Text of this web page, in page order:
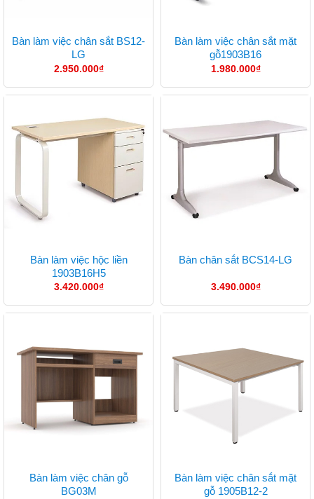
Bàn làm việc chân sắt BS12-
LG
2.950.000₫
Bàn làm việc chân sắt mặt
gỗ1903B16
1.980.000₫
Bàn làm việc hộc liền
1903B16H5
3.420.000₫
Bàn chân sắt BCS14-LG
3.490.000₫
Bàn làm việc chân gỗ
BG03M
Bàn làm việc chân sắt mặt
gỗ 1905B12-2